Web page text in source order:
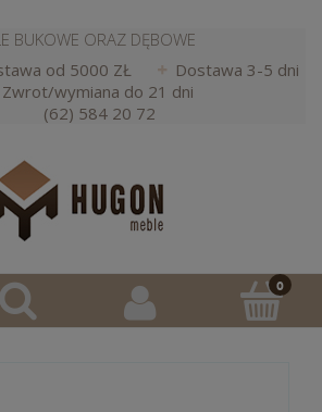
BUKOWE ORAZ DĘBOWE
od 5000 ZŁ
Dostawa 3-5 dni
Zwrot/wymiana do 21 dni
(62) 584 20 72